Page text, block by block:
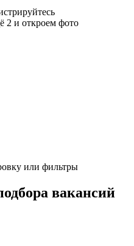
2 и откроем фото
или фильтры
вакансий